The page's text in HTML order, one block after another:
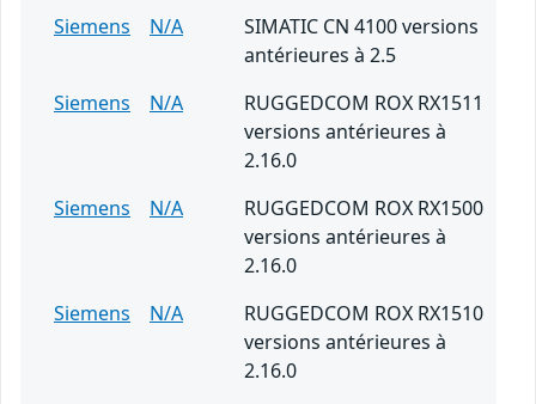
Siemens
N/A
SIMATIC CN 4100 versions
antérieures à 2.5
Siemens
N/A
RUGGEDCOM ROX RX1511
versions antérieures à
2.16.0
Siemens
N/A
RUGGEDCOM ROX RX1500
versions antérieures à
2.16.0
Siemens
N/A
RUGGEDCOM ROX RX1510
versions antérieures à
2.16.0